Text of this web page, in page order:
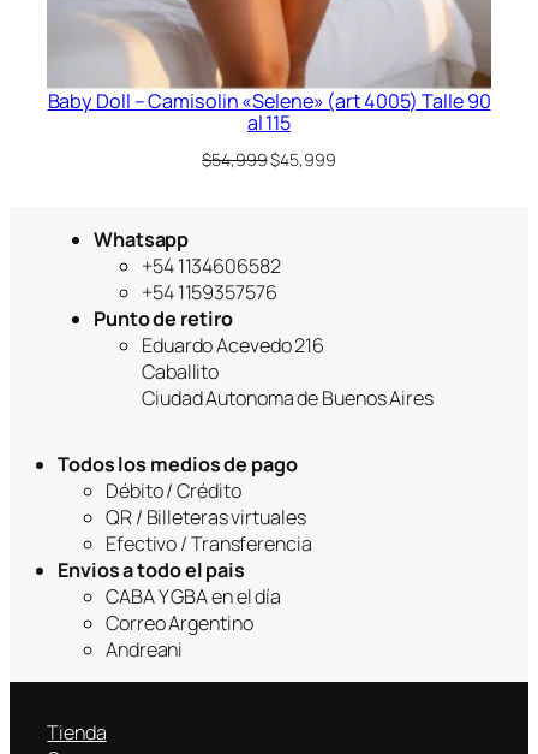
Baby Doll – Camisolin «Selene» (art 4005) Talle 90
al 115
$54,999El
$45,999El
Whatsapp
+54 1134606582
+54 1159357576
Punto de retiro
Eduardo Acevedo 216
Caballito
Ciudad Autonoma de Buenos Aires
Todos los medios de pago
Débito / Crédito
QR / Billeteras virtuales
Efectivo / Transferencia
Envios a todo el pais
CABA Y GBA en el día
Correo Argentino
Andreani
Tienda